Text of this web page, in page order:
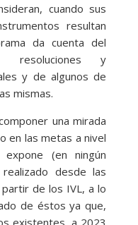
cuando sus
resultan
da cuenta del
resoluciones y
y de algunos de
mismas.
una mirada
en las metas a nivel
(en ningún
desde las
partir de los IVL, a lo
de éstos ya que,
existentes, a 2023